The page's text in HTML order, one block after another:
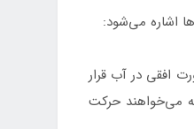
اشاره می‌شود:
افقی در آب قرار
که می‌خواهند حرکت